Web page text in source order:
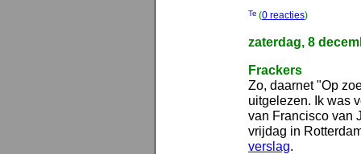
(0 reacties)
zaterdag, 8
Frackers
Zo, daarnet "Op
uitgelezen. Ik was
van Francisco van
vrijdag in
verslag.